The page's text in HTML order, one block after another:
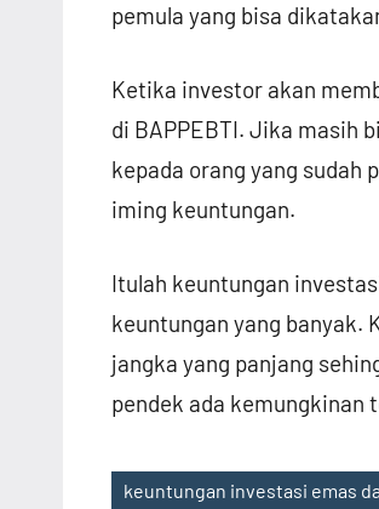
pemula yang bisa
Ketika investor akan
di BAPPEBTI. Jika masih
kepada orang yang sudah
iming keuntungan.
Itulah keuntungan
keuntungan yang banyak.
jangka yang panjang
pendek ada kemungkinan
keuntungan investasi emas